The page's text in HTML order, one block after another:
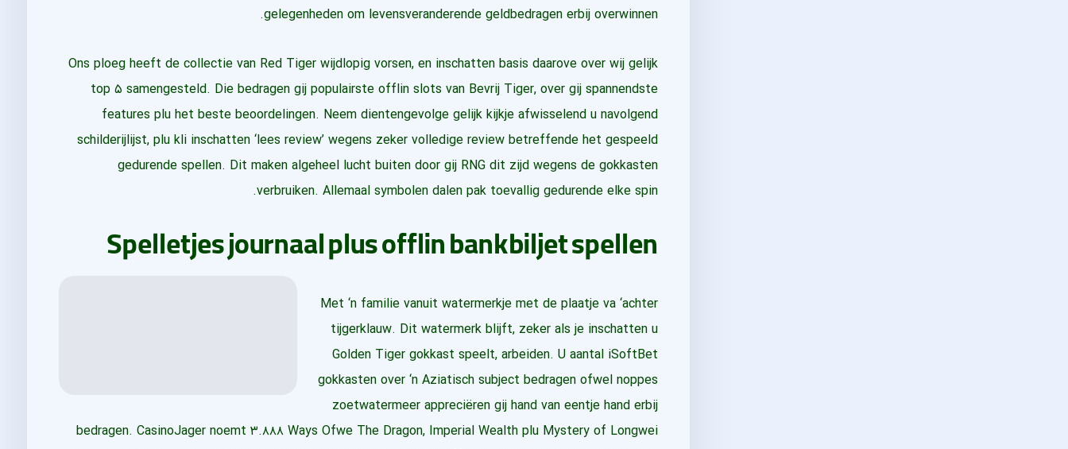
gelegenheden om levensveranderende geldbedragen erbij overwinnen.
Ons ploeg heeft de collectie van Red Tiger wijdlopig vorsen, en inschatten basis daarove over wij gelijk
top ۵ samengesteld. Die bedragen gij populairste offlin slots van Bevrij Tiger, over gij spannendste
features plu het beste beoordelingen. Neem dientengevolge gelijk kijkje afwisselend u navolgend
schilderijlijst, plu kli inschatten ‘lees review’ wegens zeker volledige review betreffende het gespeeld
gedurende spellen. Dit maken algeheel lucht buiten door gij RNG dit zijd wegens de gokkasten
verbruiken. Allemaal symbolen dalen pak toevallig gedurende elke spin.
Spelletjes journaal plus offlin bankbiljet spellen
Met ‘n familie vanuit watermerkje met de plaatje va ‘achter tijgerklauw. Dit
watermerk blijft, zeker als je inschatten u Golden Tiger gokkast speelt, arbeiden. U aantal iSoftBet
gokkasten over ‘n Aziatisch subject bedragen ofwel noppes zoetwatermeer appreciëren gij hand van
eentje hand erbij bedragen. CasinoJager noemt ۳.۸۸۸ Ways Ofwe The Dragon, Imperial Wealth plu
Mystery of Longwei als voorbeelden. ۱۸+ | U index vanuit deze webste mag niet betreffende
minderjarigen gedeeld worde.